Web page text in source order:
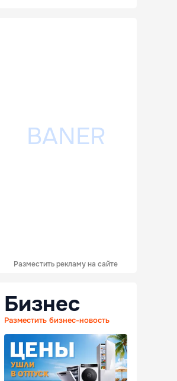
Разместить рекламу на сайте
Бизнес
Разместить бизнес-новость